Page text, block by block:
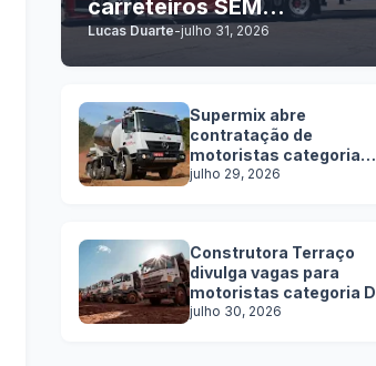
carreteiros SEM
EXPERIÊNCIA
Lucas Duarte-julho 31, 2026
Supermix abre
contratação de
motoristas categoria
C, D e E
julho 29, 2026
Construtora Terraço
divulga vagas para
motoristas categoria D
julho 30, 2026